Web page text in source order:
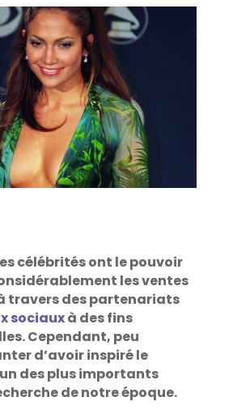
célébrités ont le pouvoir
les ventes
travers des partenariats
sociauxà des fins
Cependant, peu
d’avoir inspiré le
des plus importants
de notre époque.